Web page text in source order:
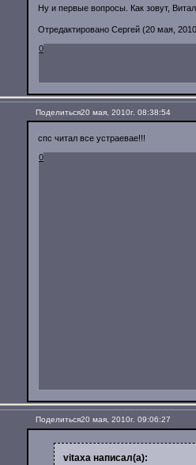
Ну и первые вопросы. Как зовут,
Отредактировано Сергей (20 мая,
0
Поделиться20 мая, 2010г. 08:38:54
спс читал все устраевае!!!
0
Поделиться20 мая, 2010г. 09:06:27
vitaxa написал(а):